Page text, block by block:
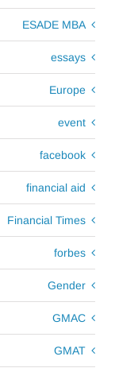
ESADE MBA
essays
Europe
event
facebook
financial aid
Financial Times
forbes
Gender
GMAC
GMAT